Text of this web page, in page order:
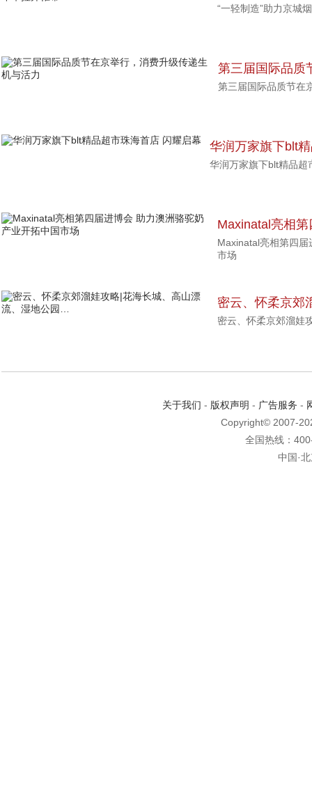
年华拉开帷幕
“一轻制造”助力京城
第三届国际品质
机与活力
第三届国际品质节在
华润万家旗下blt
华润万家旗下blt精品超
Maxinatal亮相
业开拓中国市场
Maxinatal亮相第四
市场
密云、怀柔京郊
流、湿地公园…
密云、怀柔京郊溜娃
关于我们 - 版权声明 - 广告服务 -
Copyright© 2007-
全国热线：
中国·